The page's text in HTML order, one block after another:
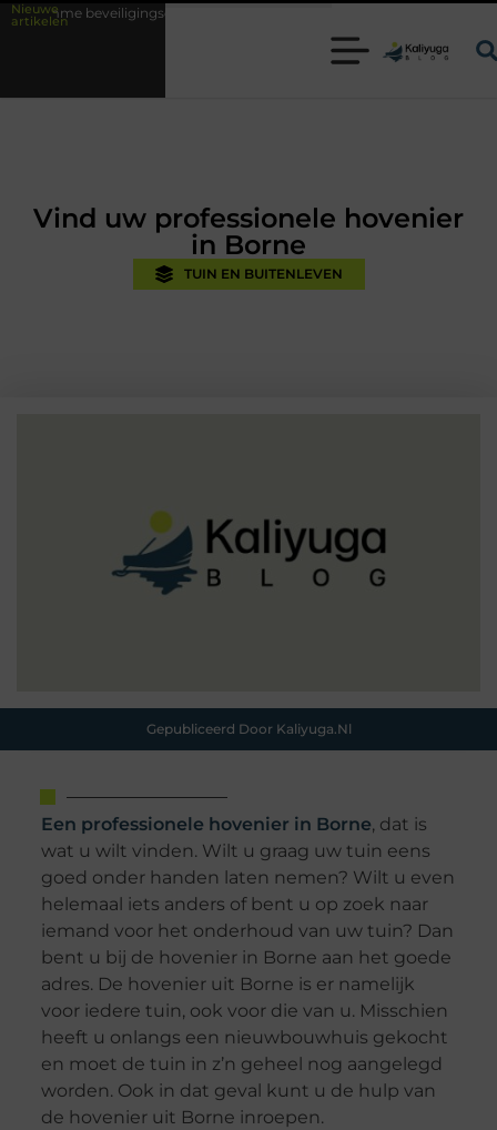
Nieuwe
artikelen met kennis uit de praktijk
Vind uw professionele hovenier
in Borne
TUIN EN BUITENLEVEN
Gepubliceerd Door Kaliyuga.nl
Een professionele hovenier in Borne, dat is
wat u wilt vinden. Wilt u graag uw tuin eens
goed onder handen laten nemen? Wilt u even
helemaal iets anders of bent u op zoek naar
iemand voor het onderhoud van uw tuin? Dan
bent u bij de hovenier in Borne aan het goede
adres. De hovenier uit Borne is er namelijk
voor iedere tuin, ook voor die van u. Misschien
heeft u onlangs een nieuwbouwhuis gekocht
en moet de tuin in z’n geheel nog aangelegd
worden. Ook in dat geval kunt u de hulp van
de hovenier uit Borne inroepen.